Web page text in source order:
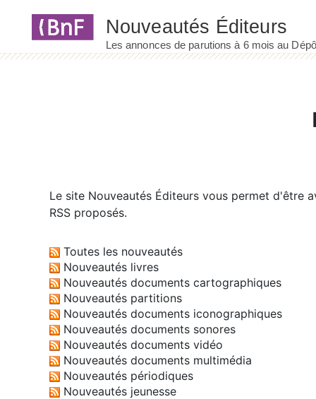
Le site Nouveautés Éditeurs vous permet d'être
RSS proposés.
Toutes les nouveautés
Nouveautés livres
Nouveautés documents cartographiques
Nouveautés partitions
Nouveautés documents iconographiques
Nouveautés documents sonores
Nouveautés documents vidéo
Nouveautés documents multimédia
Nouveautés périodiques
Nouveautés jeunesse